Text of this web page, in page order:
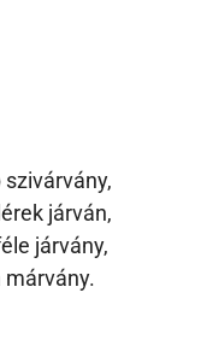
járván,
járvány,
márvány.